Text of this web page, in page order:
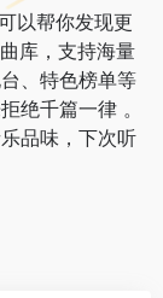
以帮你发现更
库，支持海量
、特色榜单等
绝千篇一律 。
品味，下次听